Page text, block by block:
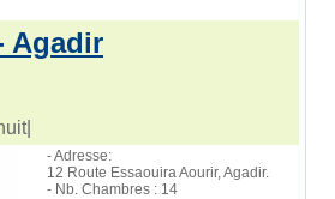
Agadir
- Adresse:
12 Route Essaouira Aourir, Agadir.
- Nb. Chambres : 14